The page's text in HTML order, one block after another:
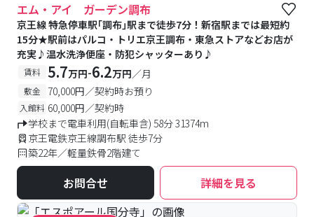
エム・アイ ガーデン調布
京王線 特急停車駅｢調布｣駅まで徒歩7分！新宿駅までは最短約
15分★駅前はパルコ・トリエ京王調布・東急ストアなどお店が
充実♪温水洗浄便座・防犯シャッターあり♪
賃料 5.7万円-6.2万円／月
敷金 70,000円／契約時お預り
入館料 60,000円／契約時
学校まで電車利用(自転車含) 58分 31374m
京王電鉄京王線調布駅 徒歩7分
築22年／軽量鉄骨2階建て
お問合せ 詳細を見る